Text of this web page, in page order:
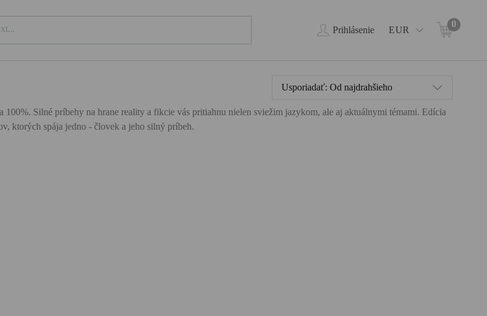
Prihlásenie EUR
0
100%. Silné príbehy na hrane reality a fikcie vás pritiahnu nielen sviežim jazykom, ale aj aktuálnymi témami. Edícia
ktorých spája jedno - človek a jeho silný príbeh.
Usporiadať: Od najdrahšieho